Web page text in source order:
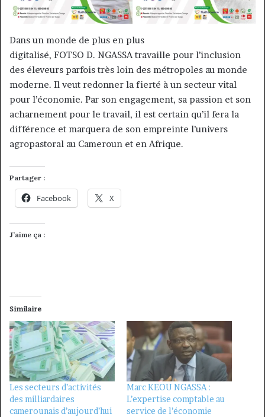
Dans un monde de plus en plus
digitalisé, FOTSO D. NGASSA travaille pour l’inclusion
des éleveurs parfois très loin des métropoles au monde
moderne. Il veut redonner la fierté à un secteur vital
pour l’économie. Par son engagement, sa passion et son
acharnement pour le travail, il est certain qu’il fera la
différence et marquera de son empreinte l’univers
agropastoral au Cameroun et en Afrique.
Partager :
Facebook X
J’aime ça :
Similaire
Les secteurs d’activités
des milliardaires
camerounais d’aujourd’hui
Marc KEOU NGASSA :
L’expertise comptable au
service de l’économie